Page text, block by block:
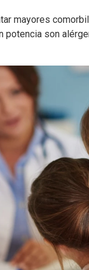
mayores
son